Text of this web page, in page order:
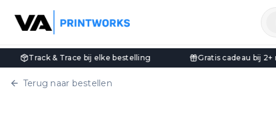
bij elke bestelling Gratis cadeau bij 2+ mutsen t.w.v. €10
Terug naar bestellen